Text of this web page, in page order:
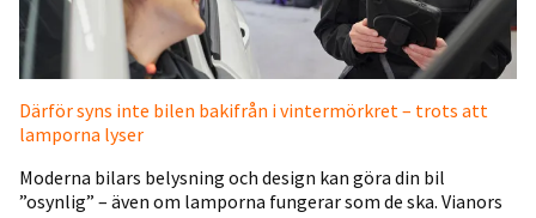
Därför syns inte bilen bakifrån i vintermörkret – trots att
lamporna lyser
Moderna bilars belysning och design kan göra din bil
”osynlig” – även om lamporna fungerar som de ska. Vianors